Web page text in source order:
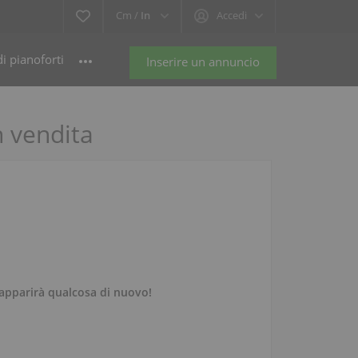
Cm / In Accedi
Inserire un annuncio
pianoforti
vendita
qualcosa di nuovo!